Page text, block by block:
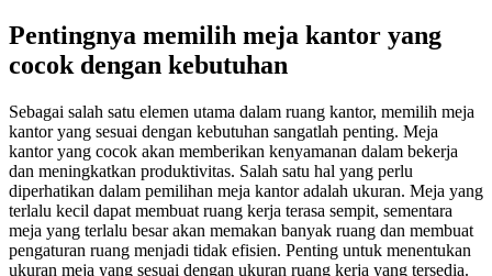
Pentingnya memilih meja kantor yang
cocok dengan kebutuhan
Sebagai salah satu elemen utama dalam ruang kantor, memilih meja
kantor yang sesuai dengan kebutuhan sangatlah penting. Meja
kantor yang cocok akan memberikan kenyamanan dalam bekerja
dan meningkatkan produktivitas. Salah satu hal yang perlu
diperhatikan dalam pemilihan meja kantor adalah ukuran. Meja yang
terlalu kecil dapat membuat ruang kerja terasa sempit, sementara
meja yang terlalu besar akan memakan banyak ruang dan membuat
pengaturan ruang menjadi tidak efisien. Penting untuk menentukan
ukuran meja yang sesuai dengan ukuran ruang kerja yang tersedia.